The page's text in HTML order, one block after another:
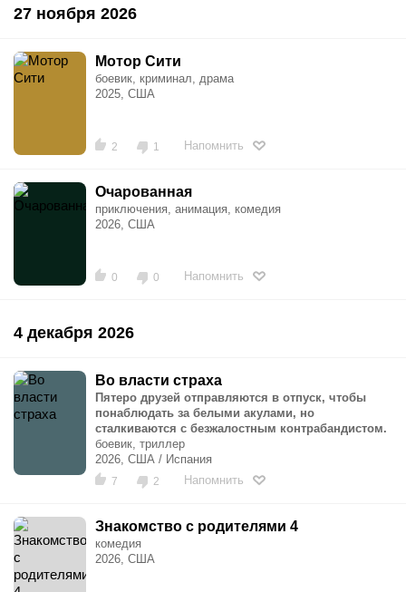
27 ноября 2026
Мотор Сити
боевик, криминал, драма
2025, США
2 1 Напомнить
Очарованная
приключения, анимация, комедия
2026, США
0 0 Напомнить
4 декабря 2026
Во власти страха
Пятеро друзей отправляются в отпуск, чтобы
понаблюдать за белыми акулами, но
сталкиваются с безжалостным контрабандистом.
боевик, триллер
2026, США / Испания
7 2 Напомнить
Знакомство с родителями 4
комедия
2026, США